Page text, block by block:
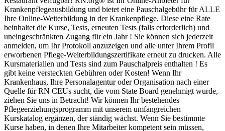
Krankenpflegeausbildung und bietet eine Pauschalgebühr für ALLE
Ihre Online-Weiterbildung in der Krankenpflege. Diese eine Rate
beinhaltet die Kurse, Tests, erneuten Tests (falls erforderlich) und
uneingeschränkten Zugang für ein Jahr ! Sie können sich jederzeit
anmelden, um Ihr Protokoll anzuzeigen und alle unter Ihrem Profil
erworbenen Pflege-Weiterbildungszertifikate erneut zu drucken. Alle
Kursmaterialien und Tests sind zum Pauschalpreis enthalten ! Es
gibt keine versteckten Gebühren oder Kosten! Wenn Ihr
Krankenhaus, Ihre Personalagentur oder Organisation nach einer
Quelle für RN CEUs sucht, die vom State Board genehmigt wurde,
ziehen Sie uns in Betracht! Wir können Ihr bestehendes
Pflegeerziehungsprogramm mit unserem umfangreichen
Kurskatalog ergänzen, der ständig wächst. Wenn Sie bestimmte
Kurse haben, in denen Ihre Mitarbeiter kompetent sein müssen,